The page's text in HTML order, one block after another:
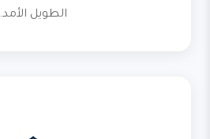
الطويل الأمد.